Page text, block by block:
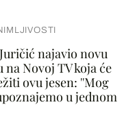
najavio novu
na Novoj TV koja će
ovu jesen: ''Mog
u jednom